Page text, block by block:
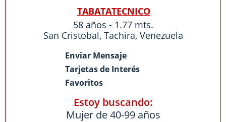
TABATATECNICO
58 años - 1.77 mts.
San Cristobal, Tachira, Venezuela
Enviar Mensaje
Tarjetas de Interés
Favoritos
Estoy buscando:
Mujer de 40-99 años